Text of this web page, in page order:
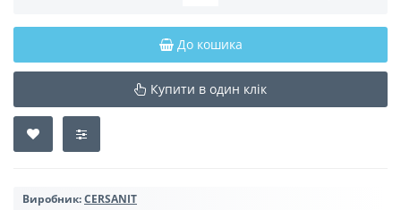
До кошика
Купити в один клік
Виробник:CERSANIT